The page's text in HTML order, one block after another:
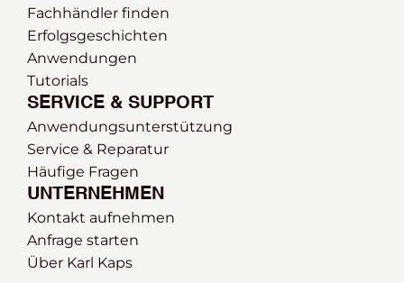
SERVICE & SUPPORT
Service & Reparatur
Anwendungsunterstützung
Häufige Fragen
Fachhändler finden
Erfolgsgeschichten
Anwendungen
Tutorials
UNTERNEHMEN
Anfrage starten
Über Karl Kaps
Kontakt aufnehmen